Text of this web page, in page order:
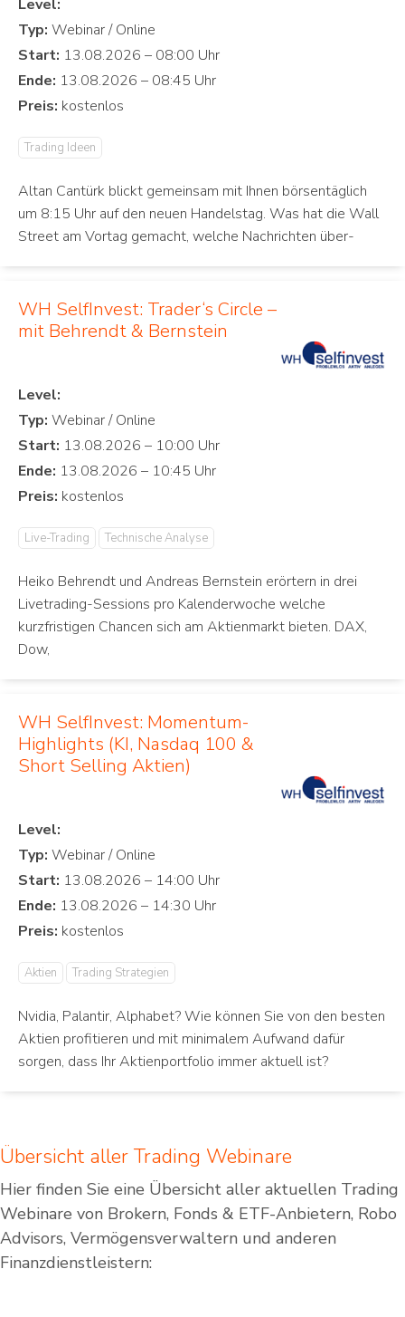
Level:
Typ:
Start:
Ende:
Preis:
Trading Ideen
Altan Cantürk blickt gemeinsam mit Ihnen börsentäglich
um 8:15 Uhr auf den neuen Handelstag. Was hat die Wall
Street am Vortag gemacht, welche Nachrichten über-
WH SelfInvest: Trader‘s Circle –
mit Behrendt & Bernstein
Level:
Typ:
Start:
Ende:
Preis:
Live-Trading Technische Analyse
Heiko Behrendt und Andreas Bernstein erörtern in drei
Livetrading-Sessions pro Kalenderwoche welche
kurzfristigen Chancen sich am Aktienmarkt bieten. DAX,
Dow,
WH SelfInvest: Momentum-
Highlights (KI, Nasdaq 100 &
Short Selling Aktien)
Level:
Typ:
Start:
Ende:
Preis:
Aktien Trading Strategien
Nvidia, Palantir, Alphabet? Wie können Sie von den besten
Aktien profitieren und mit minimalem Aufwand dafür
sorgen, dass Ihr Aktienportfolio immer aktuell ist?
Übersicht aller Trading Webinare
Hier finden Sie eine Übersicht aller aktuellen Trading
Webinare von Brokern, Fonds & ETF-Anbietern, Robo
Advisors, Vermögensverwaltern und anderen
Finanzdienstleistern: